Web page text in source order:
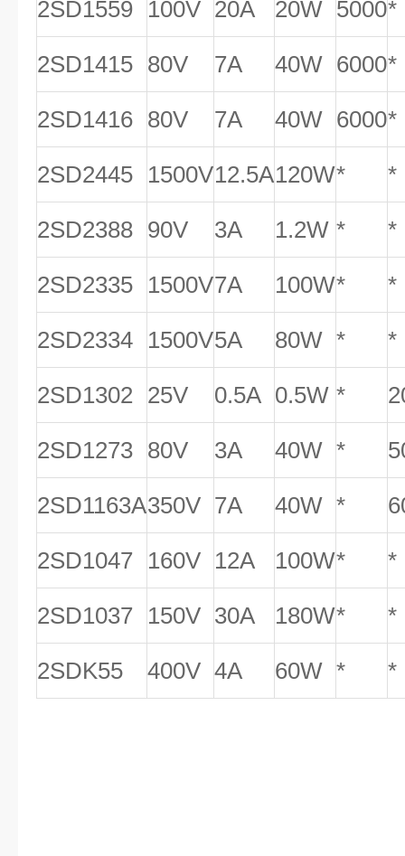
2SD1559 100V 20A 20W 5000*
2SD1415 80V 7A 40W 6000*
2SD1416 80V 7A 40W 6000*
2SD2445 1500V12.5A120W* *
2SD2388 90V 3A 1.2W * *
2SD2335 1500V7A 100W* *
2SD2334 1500V5A 80W * *
2SD1302 25V 0.5A 0.5W *
2SD1273 80V 3A 40W *
2SD1163A350V 7A 40W *
2SD1047 160V 12A 100W* *
2SD1037 150V 30A 180W* *
2SDK55 400V 4A 60W * *